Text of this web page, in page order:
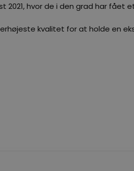
2021, hvor de i den grad har
kvalitet for at holde en